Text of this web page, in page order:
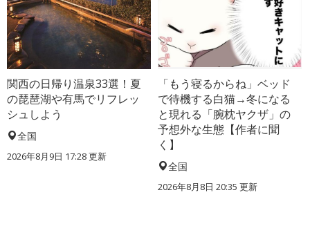
関西の日帰り温泉33選！夏
の琵琶湖や有馬でリフレッ
シュしよう
全国
2026年8月9日 17:28更新
「もう寝るからね」ベッド
で待機する白猫→冬になる
と現れる「腕枕ヤクザ」の
予想外な生態【作者に聞
く】
全国
2026年8月8日 20:35 更新